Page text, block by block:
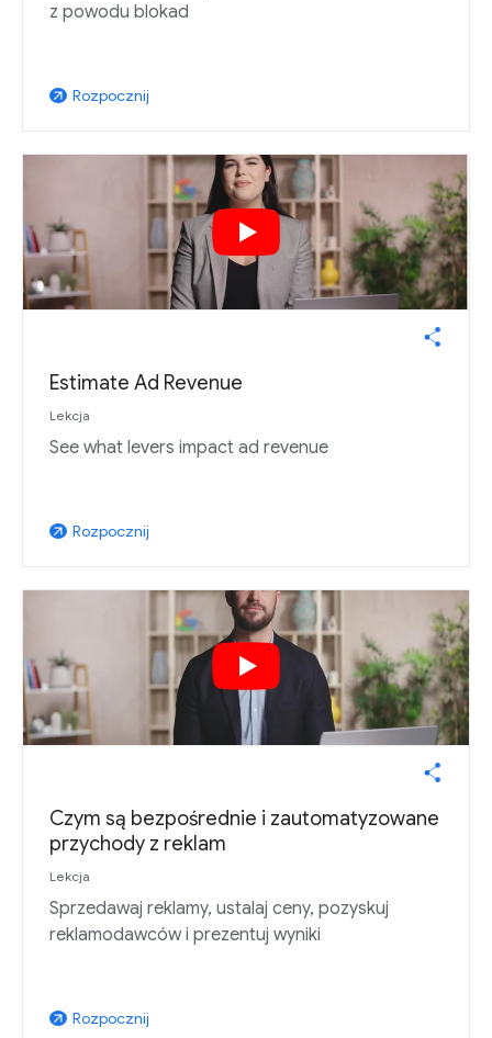
z powodu blokad
arrow_outward Rozpocznij
Estimate Ad Revenue
Lekcja
See what levers impact ad revenue
arrow_outward Rozpocznij
Czym są bezpośrednie i zautomatyzowane
przychody z reklam
Lekcja
Sprzedawaj reklamy, ustalaj ceny, pozyskuj
reklamodawców i prezentuj wyniki
arrow_outward Rozpocznij